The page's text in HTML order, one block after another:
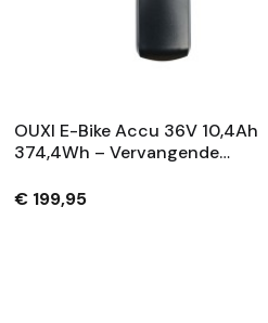
OUXI E-Bike Accu 36V 10,4Ah
374,4Wh – Vervangende
Sleutels – Zwart
€ 199,95